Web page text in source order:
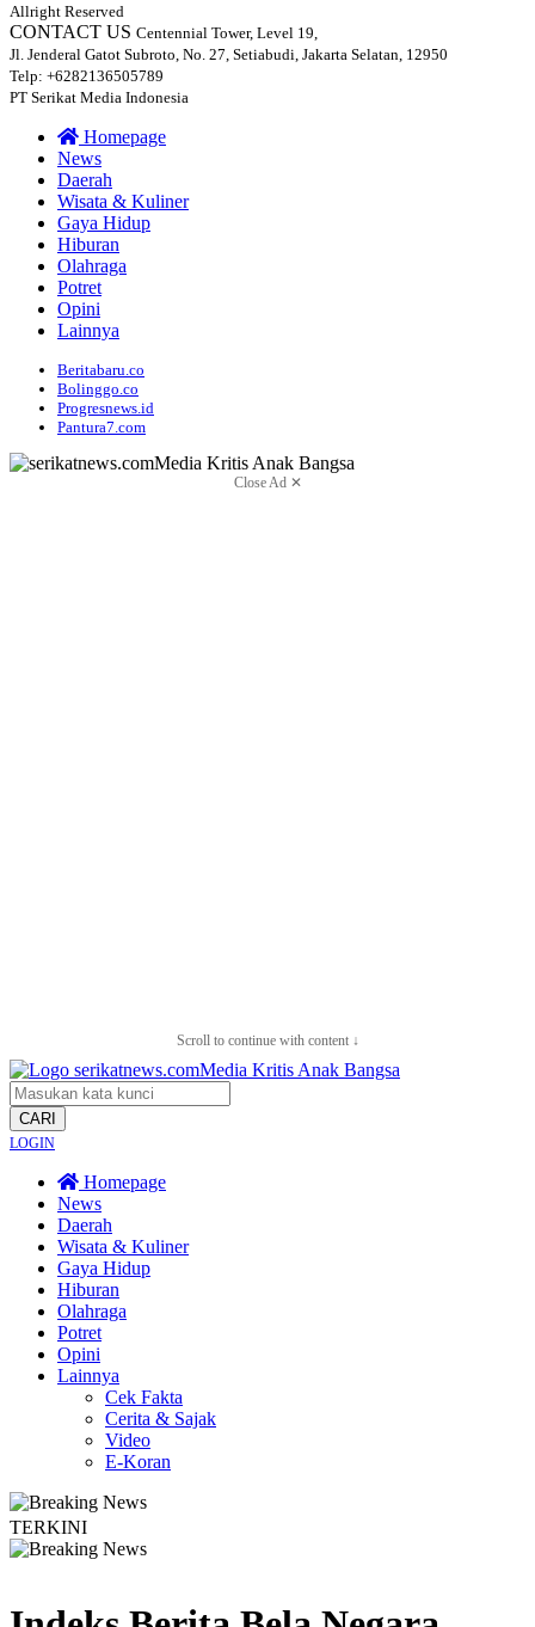
Allright Reserved
CONTACT US Centennial Tower, Level 19,
Jl. Jenderal Gatot Subroto, No. 27, Setiabudi, Jakarta Selatan, 12950
Telp: +6282136505789
PT Serikat Media Indonesia
Homepage
News
Daerah
Wisata & Kuliner
Gaya Hidup
Hiburan
Olahraga
Potret
Opini
Lainnya
Beritabaru.co
Bolinggo.co
Progresnews.id
Pantura7.com
Close Ad ✕
Scroll to continue with content ↓
CARI
LOGIN
Homepage
News
Daerah
Wisata & Kuliner
Gaya Hidup
Hiburan
Olahraga
Potret
Opini
Lainnya
Cek Fakta
Cerita & Sajak
Video
E-Koran
TERKINI